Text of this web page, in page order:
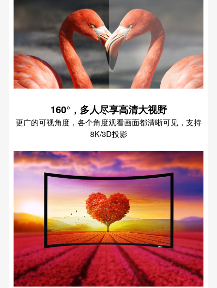
160°，多人尽享高清大视野
更广的可视角度，各个角度观看画面都清晰可见，支持
8K/3D投影